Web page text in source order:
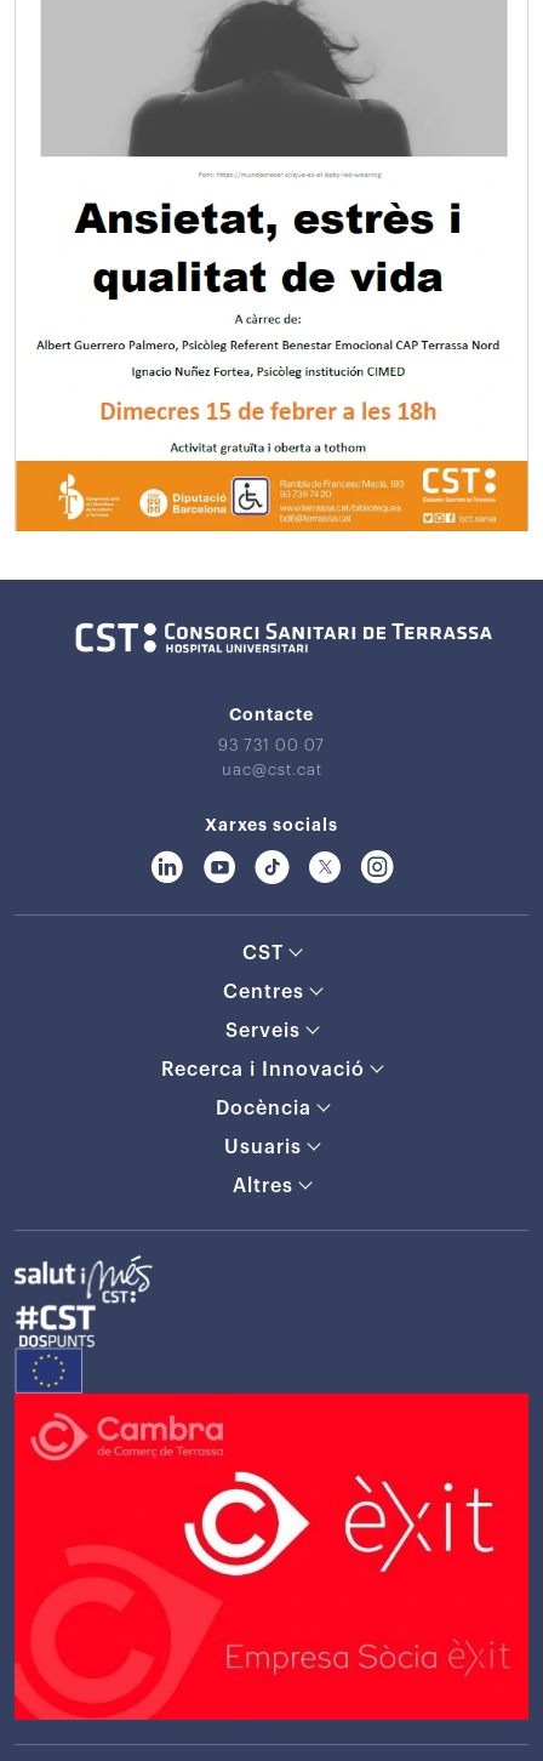
Contacte
93 731 00 07
uac@cst.cat
Xarxes socials
CST
Centres
Serveis
Recerca i Innovació
Docència
Usuaris
Altres